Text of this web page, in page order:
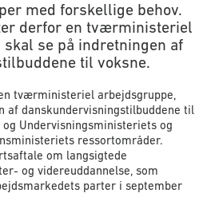
med forskellige behov.
derfor en tværministeriel
se på indretningen af
til voksne.
tværministeriel arbejdsgruppe,
af danskundervisningstilbuddene til
Undervisningsministeriets og
ressortområder.
om langsigtede
og videreuddannelse, som
parter i september